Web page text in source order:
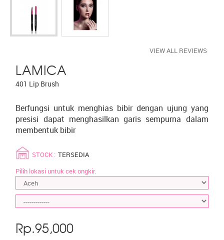
LAMICA
401 Lip Brush
Berfungsi untuk menghias bibir dengan ujung yang
presisi dapat menghasilkan garis sempurna dalam
membentuk bibir
VIEW ALL REVIEWS
STOCK : TERSEDIA
Pilih lokasi untuk cek ongkir.
Rp.95,000